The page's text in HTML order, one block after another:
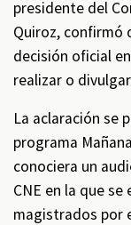
presidente del
Quiroz, confirmó
decisión oficial
realizar o
La aclaración se
programa
conociera un
CNE en la que
magistrados por